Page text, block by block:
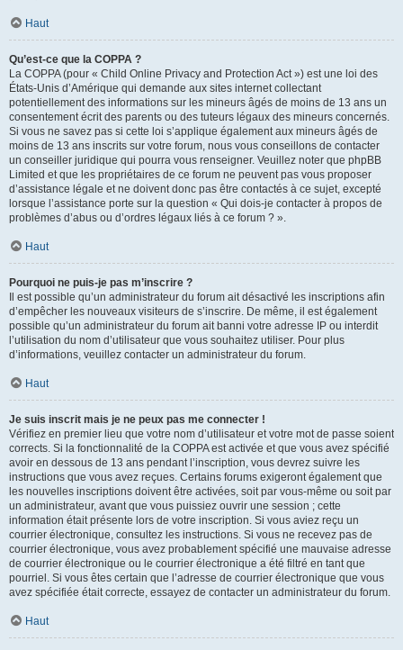
Haut
Qu’est-ce que la COPPA ?
La COPPA (pour « Child Online Privacy and Protection Act ») est une loi des
États-Unis d’Amérique qui demande aux sites internet collectant
potentiellement des informations sur les mineurs âgés de moins de 13 ans un
consentement écrit des parents ou des tuteurs légaux des mineurs concernés.
Si vous ne savez pas si cette loi s’applique également aux mineurs âgés de
moins de 13 ans inscrits sur votre forum, nous vous conseillons de contacter
un conseiller juridique qui pourra vous renseigner. Veuillez noter que phpBB
Limited et que les propriétaires de ce forum ne peuvent pas vous proposer
d’assistance légale et ne doivent donc pas être contactés à ce sujet, excepté
lorsque l’assistance porte sur la question « Qui dois-je contacter à propos de
problèmes d’abus ou d’ordres légaux liés à ce forum ? ».
Haut
Pourquoi ne puis-je pas m’inscrire ?
Il est possible qu’un administrateur du forum ait désactivé les inscriptions afin
d’empêcher les nouveaux visiteurs de s’inscrire. De même, il est également
possible qu’un administrateur du forum ait banni votre adresse IP ou interdit
l’utilisation du nom d’utilisateur que vous souhaitez utiliser. Pour plus
d’informations, veuillez contacter un administrateur du forum.
Haut
Je suis inscrit mais je ne peux pas me connecter !
Vérifiez en premier lieu que votre nom d’utilisateur et votre mot de passe soient
corrects. Si la fonctionnalité de la COPPA est activée et que vous avez spécifié
avoir en dessous de 13 ans pendant l’inscription, vous devrez suivre les
instructions que vous avez reçues. Certains forums exigeront également que
les nouvelles inscriptions doivent être activées, soit par vous-même ou soit par
un administrateur, avant que vous puissiez ouvrir une session ; cette
information était présente lors de votre inscription. Si vous aviez reçu un
courrier électronique, consultez les instructions. Si vous ne recevez pas de
courrier électronique, vous avez probablement spécifié une mauvaise adresse
de courrier électronique ou le courrier électronique a été filtré en tant que
pourriel. Si vous êtes certain que l’adresse de courrier électronique que vous
avez spécifiée était correcte, essayez de contacter un administrateur du forum.
Haut